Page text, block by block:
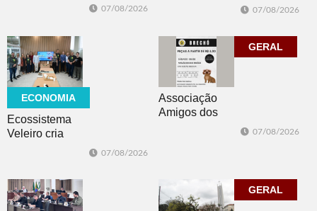
vencem no
futsal
07/08/2026
perspectiva
inclusiva
07/08/2026
ECONOMIA
Ecossistema
Veleiro cria
cidade
globalmente
07/08/2026
GERAL
Associação
Amigos dos
07/08/2026
GERAL